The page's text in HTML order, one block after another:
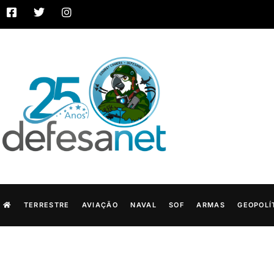
TERRESTRE AVIAÇÃO NAVAL SOF ARMAS